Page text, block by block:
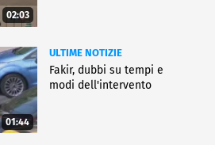
02:03
01:44
ULTIME NOTIZIE
Fakir, dubbi su tempi e
modi dell'intervento